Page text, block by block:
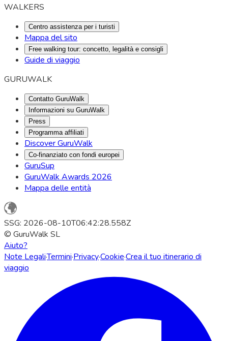
WALKERS
Centro assistenza per i turisti
Mappa del sito
Free walking tour: concetto, legalità e consigli
Guide di viaggio
GURUWALK
Contatto GuruWalk
Informazioni su GuruWalk
Press
Programma affiliati
Discover GuruWalk
Co-finanziato con fondi europei
GuruSup
GuruWalk Awards 2026
Mappa delle entità
SSG: 2026-08-10T06:42:28.558Z
© GuruWalk SL
Aiuto?
Note Legali·Termini·Privacy·Cookie·Crea il tuo itinerario di
viaggio